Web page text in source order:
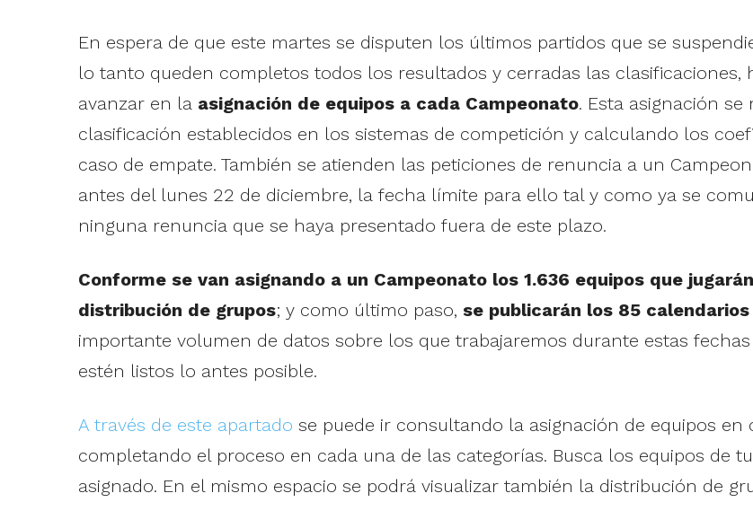
En espera de que este martes se disputen los últimos partidos que se
lo tanto queden completos todos los resultados y cerradas las clasificaciones,
avanzar en la asignación de equipos a cada Campeonato. Esta asignación
clasificación establecidos en los sistemas de competición y calculando los
caso de empate. También se atienden las peticiones de renuncia a un
antes del lunes 22 de diciembre, la fecha límite para ello tal y como ya se
ninguna renuncia que se haya presentado fuera de este plazo.
Conforme se van asignando a un Campeonato los 1.636 equipos que
distribución de grupos; y como último paso, se publicarán los 85
importante volumen de datos sobre los que trabajaremos durante estas
estén listos lo antes posible.
A través de este apartado se puede ir consultando la asignación de equipos en
completando el proceso en cada una de las categorías. Busca los equipos de
asignado. En el mismo espacio se podrá visualizar también la distribución de